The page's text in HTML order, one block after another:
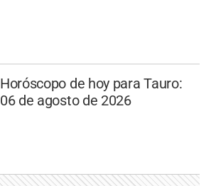
Horóscopo de hoy para Tauro:
06 de agosto de 2026